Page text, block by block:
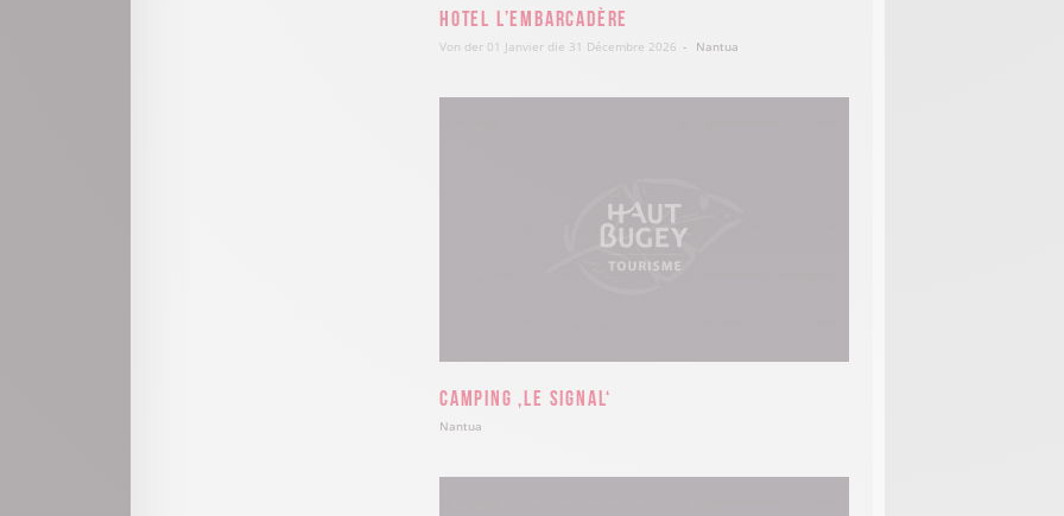
Hotel L’Embarcadère
Von der 01 Janvier die 31 Décembre 2026 Nantua
Camping ‚Le Signal‘
Nantua